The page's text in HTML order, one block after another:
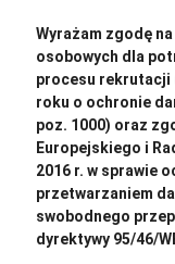
Wyrażam zgodę
osobowych dla
procesu rekrutacji
roku o ochronie
poz. 1000) oraz
Europejskiego i
2016 r. w sprawie
przetwarzaniem
swobodnego
dyrektywy 95/46/